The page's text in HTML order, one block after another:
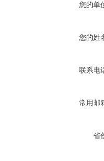
您的单
您的姓
联系电
常用邮
省